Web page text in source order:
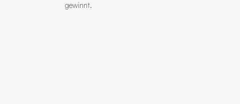
gewinnt.